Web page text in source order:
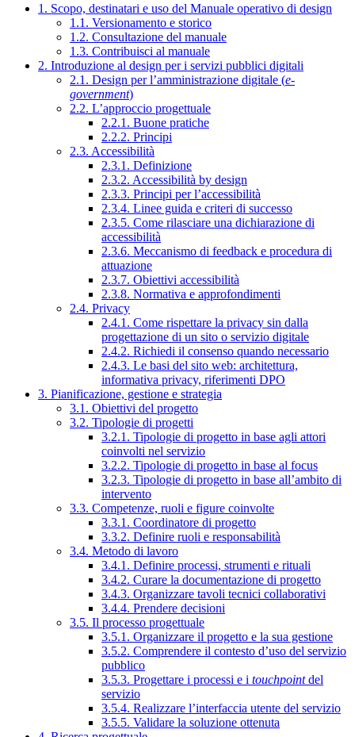
1. Scopo, destinatari e uso del Manuale operativo di design
1.1. Versionamento e storico
1.2. Consultazione del manuale
1.3. Contribuisci al manuale
2. Introduzione al design per i servizi pubblici digitali
2.1. Design per l’amministrazione digitale (e-
government)
2.2. L’approccio progettuale
2.2.1. Buone pratiche
2.2.2. Principi
2.3. Accessibilità
2.3.1. Definizione
2.3.2. Accessibilità by design
2.3.3. Principi per l’accessibilità
2.3.4. Linee guida e criteri di successo
2.3.5. Come rilasciare una dichiarazione di
accessibilità
2.3.6. Meccanismo di feedback e procedura di
attuazione
2.3.7. Obiettivi accessibilità
2.3.8. Normativa e approfondimenti
2.4. Privacy
2.4.1. Come rispettare la privacy sin dalla
progettazione di un sito o servizio digitale
2.4.2. Richiedi il consenso quando necessario
2.4.3. Le basi del sito web: architettura,
informativa privacy, riferimenti DPO
3. Pianificazione, gestione e strategia
3.1. Obiettivi del progetto
3.2. Tipologie di progetti
3.2.1. Tipologie di progetto in base agli attori
coinvolti nel servizio
3.2.2. Tipologie di progetto in base al focus
3.2.3. Tipologie di progetto in base all’ambito di
intervento
3.3. Competenze, ruoli e figure coinvolte
3.3.1. Coordinatore di progetto
3.3.2. Definire ruoli e responsabilità
3.4. Metodo di lavoro
3.4.1. Definire processi, strumenti e rituali
3.4.2. Curare la documentazione di progetto
3.4.3. Organizzare tavoli tecnici collaborativi
3.4.4. Prendere decisioni
3.5. Il processo progettuale
3.5.1. Organizzare il progetto e la sua gestione
3.5.2. Comprendere il contesto d’uso del servizio
pubblico
3.5.3. Progettare i processi e i touchpointdel
servizio
3.5.4. Realizzare l’interfaccia utente del servizio
3.5.5. Validare la soluzione ottenuta